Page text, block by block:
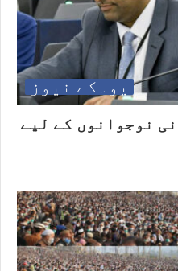
یو۔کے نیوز
نوجوانوں کے لیے